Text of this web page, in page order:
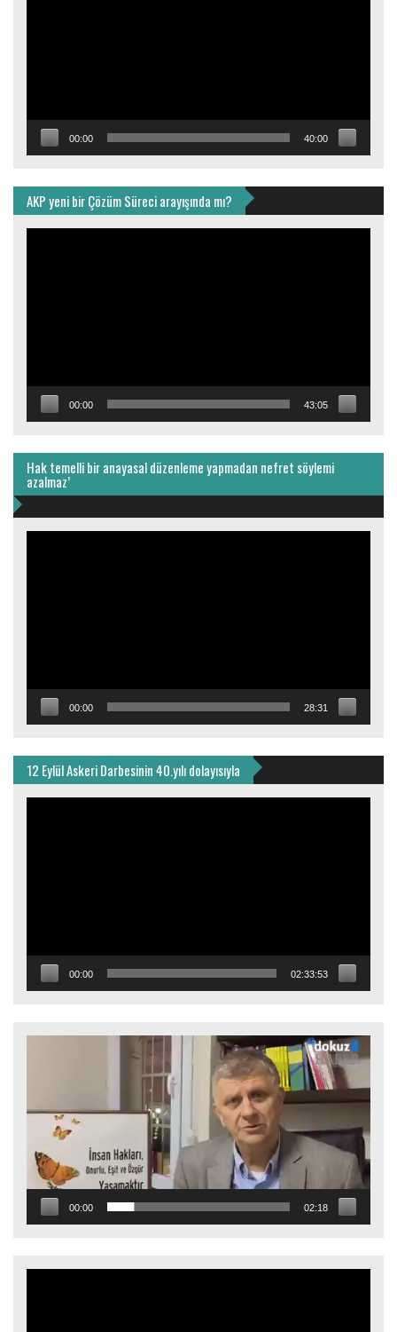
00:00 40:00
AKP yeni bir Çözüm Süreci arayışında mı?
00:00 43:05
Hak temelli bir anayasal düzenleme yapmadan nefret söylemi
azalmaz’
00:00 28:31
12 Eylül Askeri Darbesinin 40.yılı dolayısıyla
00:00 02:33:53
00:00 02:18